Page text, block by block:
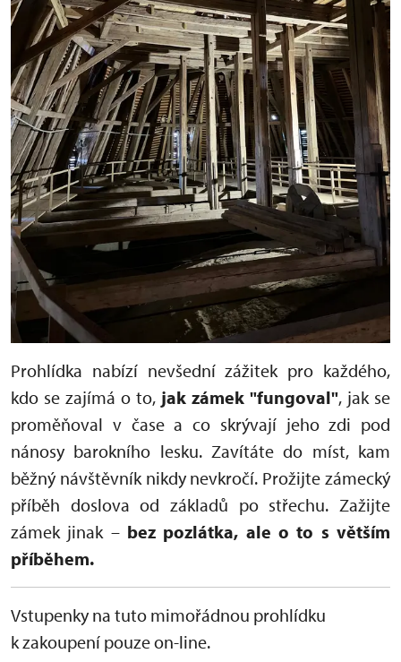
Prohlídka nabízí nevšední zážitek pro každého,
kdo se zajímá o to, jak zámek "fungoval", jak se
proměňoval v čase a co skrývají jeho zdi pod
nánosy barokního lesku. Zavítáte do míst, kam
běžný návštěvník nikdy nevkročí. Prožijte zámecký
příběh doslova od základů po střechu. Zažijte
zámek jinak – bez pozlátka, ale o to s větším
příběhem.
Vstupenky na tuto mimořádnou prohlídku
k zakoupení pouze on-line.